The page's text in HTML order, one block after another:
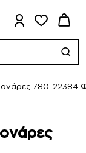
780-22384